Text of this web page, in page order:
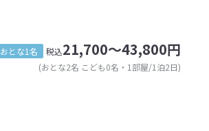
おとな1名 税込21,700～43,800円
(おとな2名 こども0名・1部屋/1泊2日)